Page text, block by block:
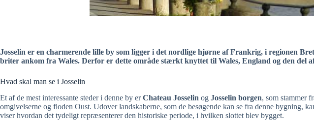
Josselin er en charmerende lille by som ligger i det nordlige hjørne af Frankrig, i regionen
briter ankom fra Wales. Derfor er dette område stærkt knyttet til Wales, England og den del
Hvad skal man se i Josselin
Et af de mest interessante steder i denne by erChateau Josselin og Josselin borgen, som stammer
omgivelserne og floden Oust. Udover landskaberne, som de besøgende kan se fra denne bygning,
viser hvordan det tydeligt repræsenterer den historiske periode, i hvilken slottet blev bygget.